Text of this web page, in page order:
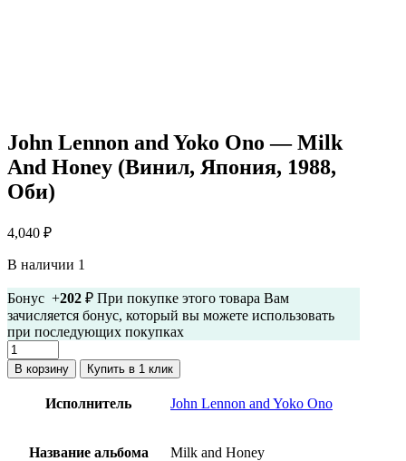
John Lennon and Yoko Ono — Milk
And Honey (Винил, Япония, 1988,
Оби)
4,040 ₽
В наличии 1
Бонус +202 ₽ При покупке этого товара Вам
зачисляется бонус, который вы можете использовать
при последующих покупках
Количество
товара
John
Lennon
Ono
В корзину Купить в 1 клик
Исполнитель John Lennon and Yoko Ono
Название альбома Milk and Honey